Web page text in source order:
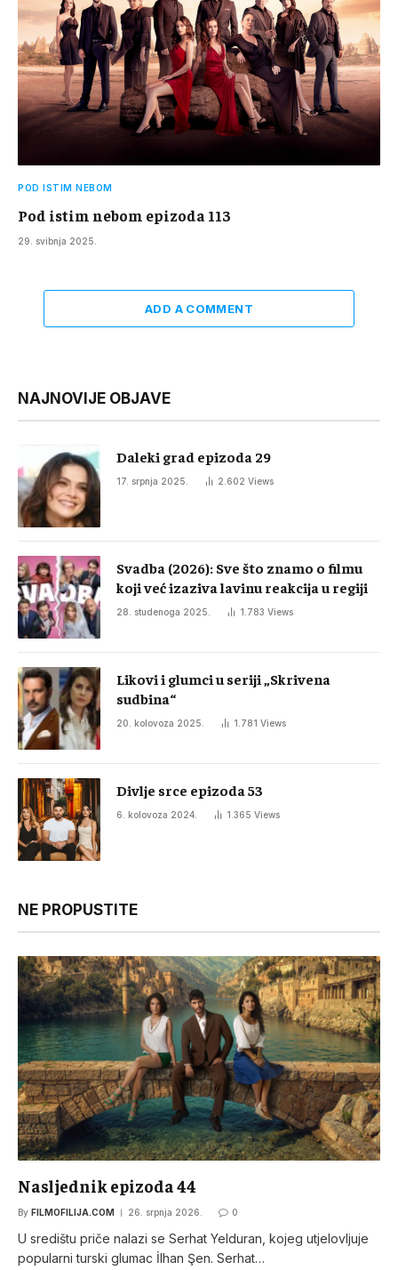
POD ISTIM NEBOM
Pod istim nebom epizoda 113
29. svibnja 2025.
ADD A COMMENT
NAJNOVIJE OBJAVE
Daleki grad epizoda 29
17. srpnja 2025. 2.602 Views
Svadba (2026): Sve što znamo o filmu
koji već izaziva lavinu reakcija u regiji
28. studenoga 2025. 1.783 Views
Likovi i glumci u seriji „Skrivena
sudbina“
20. kolovoza 2025. 1.781 Views
Divlje srce epizoda 53
6. kolovoza 2024. 1.365 Views
NE PROPUSTITE
Nasljednik epizoda 44
By FILMOFILIJA.COM 26. srpnja 2026. 0
U središtu priče nalazi se Serhat Yelduran, kojeg utjelovljuje
popularni turski glumac İlhan Şen. Serhat…